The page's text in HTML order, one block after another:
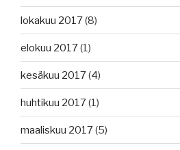
lokakuu 2017(8)
elokuu 2017(1)
kesäkuu 2017(4)
huhtikuu 2017(1)
maaliskuu 2017(5)